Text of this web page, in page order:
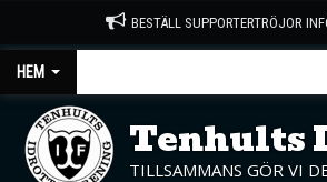
BESTÄLL SUPPORTERTRÖJOR
HEM
Tenhults
TILLSAMMANS GÖR VI